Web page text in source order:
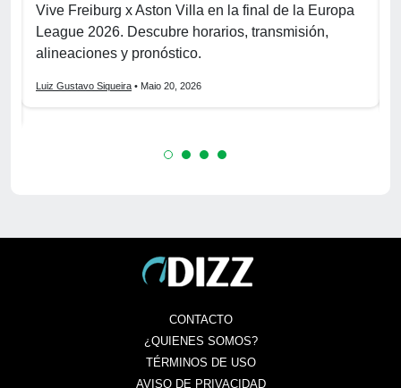
Vive Freiburg x Aston Villa en la final de la Europa
League 2026. Descubre horarios, transmisión,
alineaciones y pronóstico.
Luiz Gustavo Siqueira • Maio 20, 2026
CONTACTO
¿QUIENES SOMOS?
TÉRMINOS DE USO
AVISO DE PRIVACIDAD